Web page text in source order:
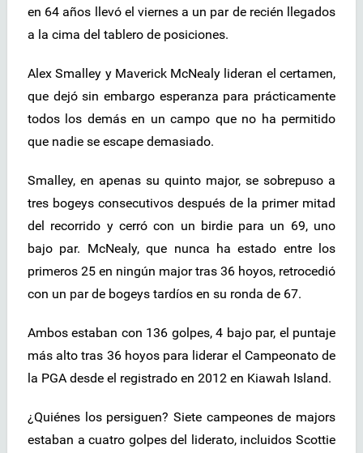
en 64 años llevó el viernes a un par de recién llegados
a la cima del tablero de posiciones.
Alex Smalley y Maverick McNealy lideran el certamen,
que dejó sin embargo esperanza para prácticamente
todos los demás en un campo que no ha permitido
que nadie se escape demasiado.
Smalley, en apenas su quinto major, se sobrepuso a
tres bogeys consecutivos después de la primer mitad
del recorrido y cerró con un birdie para un 69, uno
bajo par. McNealy, que nunca ha estado entre los
primeros 25 en ningún major tras 36 hoyos, retrocedió
con un par de bogeys tardíos en su ronda de 67.
Ambos estaban con 136 golpes, 4 bajo par, el puntaje
más alto tras 36 hoyos para liderar el Campeonato de
la PGA desde el registrado en 2012 en Kiawah Island.
¿Quiénes los persiguen? Siete campeones de majors
estaban a cuatro golpes del liderato, incluidos Scottie